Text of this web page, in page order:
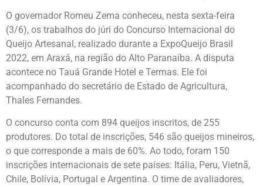
O governador Romeu Zema conheceu, nesta sexta-feira
(3/6), os trabalhos do júri do Concurso Internacional do
Queijo Artesanal, realizado durante a ExpoQueijo Brasil
2022, em Araxá, na região do Alto Paranaíba. A disputa
acontece no Tauá Grande Hotel e Termas. Ele foi
acompanhado do secretário de Estado de Agricultura,
Thales Fernandes.
O concurso conta com 894 queijos inscritos, de 255
produtores. Do total de inscrições, 546 são queijos mineiros,
o que corresponde a mais de 60%. Ao todo, foram 150
inscrições internacionais de sete países: Itália, Peru, Vietnã,
Chile, Bolívia, Portugal e Argentina. O time de avaliadores,